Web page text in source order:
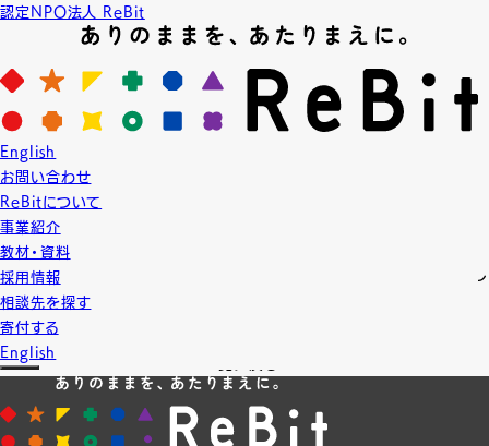
認定NPO法人 ReBit
English
お問い合わせ
ReBitについて
事業紹介
教材・資料
採用情報
相談先を探す
寄付する
English
News
ニュース
2023.11.22
【研修】下妻人権擁護委員協議会 人権擁護委員
下妻人権擁護委員協議会の人権擁護委員のみなさまに研修をお届けしま
した。
性の多様性について知るきっかけとなれば幸いです。ありがとうございまし
た。